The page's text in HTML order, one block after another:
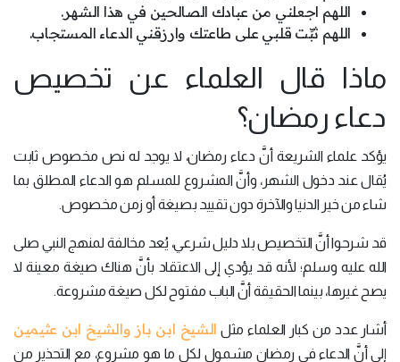
اللهم اجعلني من عبادك الصالحين في هذا الشهر.
اللهم ثبِّت قلبي على طاعتك وارزقني الدعاء المستجاب.
ماذا قال العلماء عن تخصيص
دعاء رمضان؟
يؤكد علماء الشريعة أنَّ دعاء رمضان، لا يوجد له نص مخصوص ثابت
يُقال عند دخول الشهر، وأنَّ المشروع للمسلم هو الدعاء المطلق بما
شاء من خير الدنيا والآخرة دون تقييد بصيغة أو زمن مخصوص.
قد شرحوا أنَّ التخصيص بلا دليل شرعي، يُعد مخالفة لمنهج النبي صلى
الله عليه وسلم؛ لأنه قد يؤدي إلى الاعتقاد بأنَّ هناك صيغة معينة لا
يصح غيرها، بينما الحقيقة أنَّ الباب مفتوح لكل صيغة مشروعة.
أشار عدد من كبار العلماء مثل الشيخ ابن باز والشيخ ابن عثيمين
إلى أنَّ الدعاء في رمضان مشمول لكل ما هو مشروع، مع التحذير من